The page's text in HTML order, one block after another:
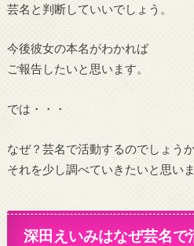
芸名と判断していいでしょう。
今後彼女の本名がわかれば
ご報告したいと思います。
では・・・
なぜ？芸名で活動するのでしょう
それを少し調べていきたいと思いま
深田えいみはなぜ芸名で